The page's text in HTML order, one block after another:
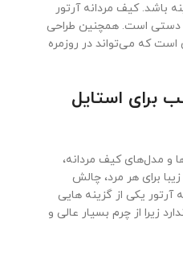
باشد. کیف مردانه آرتور
دستی است. همچنین طراحی
که می‌تواند در روزمره
برای استایل
و مدل‌های کیف مردانه،
برای هر مرد، چالش
آرتور یکی از گزینه هایی
زیرا از چرم بسیار عالی و